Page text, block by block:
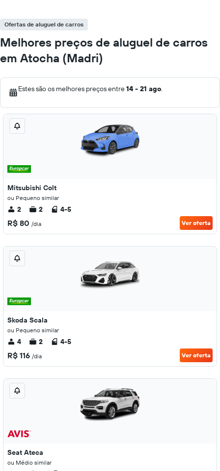
Ofertas de aluguel de carros
Melhores preços de aluguel de carros
em Atocha (Madri)
Estes são os melhores preços entre14 - 21 ago.
Mitsubishi Colt
ou Pequeno similar
2 2 4-5
R$ 80 /dia Ver oferta
Skoda Scala
ou Pequeno similar
4 2 4-5
R$ 116 /dia Ver oferta
Seat Ateca
ou Médio similar